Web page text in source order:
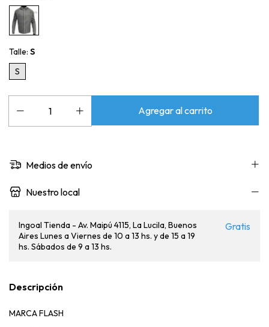
Talle: S
S
Medios de envío
Nuestro local
Ingoal Tienda - Av. Maipú 4115, La Lucila, Buenos
Aires Lunes a Viernes de 10 a 13 hs. y de 15 a 19
hs. Sábados de 9 a 13 hs.
Gratis
Descripción
MARCA FLASH